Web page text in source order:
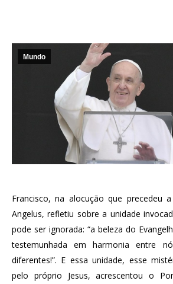
Mundo
Francisco, na alocução que precedeu
Angelus, refletiu sobre a unidade
pode ser ignorada: “a beleza do
testemunhada em harmonia entre
diferentes!”. E essa unidade, esse
pelo próprio Jesus, acrescentou o